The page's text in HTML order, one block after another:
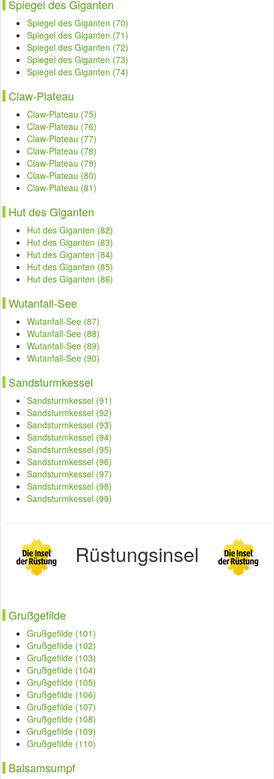
Spiegel des Giganten
Spiegel des Giganten (70)
Spiegel des Giganten (71)
Spiegel des Giganten (72)
Spiegel des Giganten (73)
Spiegel des Giganten (74)
Claw-Plateau
Claw-Plateau (75)
Claw-Plateau (76)
Claw-Plateau (77)
Claw-Plateau (78)
Claw-Plateau (79)
Claw-Plateau (80)
Claw-Plateau (81)
Hut des Giganten
Hut des Giganten (82)
Hut des Giganten (83)
Hut des Giganten (84)
Hut des Giganten (85)
Hut des Giganten (86)
Wutanfall-See
Wutanfall-See (87)
Wutanfall-See (88)
Wutanfall-See (89)
Wutanfall-See (90)
Sandsturmkessel
Sandsturmkessel (91)
Sandsturmkessel (92)
Sandsturmkessel (93)
Sandsturmkessel (94)
Sandsturmkessel (95)
Sandsturmkessel (96)
Sandsturmkessel (97)
Sandsturmkessel (98)
Sandsturmkessel (99)
Rüstungsinsel
Grußgefilde
Grußgefilde (101)
Grußgefilde (102)
Grußgefilde (103)
Grußgefilde (104)
Grußgefilde (105)
Grußgefilde (106)
Grußgefilde (107)
Grußgefilde (108)
Grußgefilde (109)
Grußgefilde (110)
Balsamsumpf